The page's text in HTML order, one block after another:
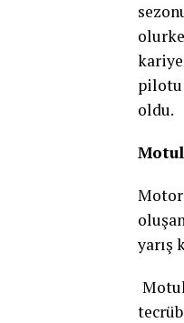
pilotu
oldu.
Motor
yarış